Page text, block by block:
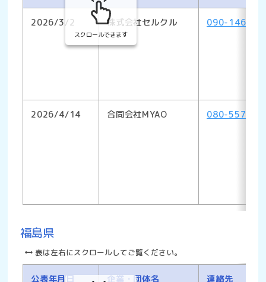
2026/3/2 株式会社セルクル 090-1466-
2026/4/14 合同会社MYAO 080-5578-
スクロールできます
福島県
表は左右にスクロールしてご覧ください。
公表年月日 企業・団体名 連絡先